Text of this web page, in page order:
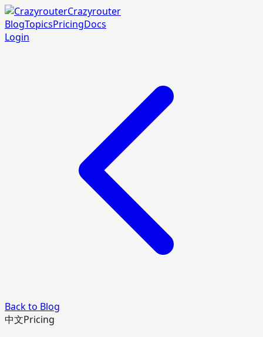
Crazyrouter
BlogTopicsPricingDocs
Login
Back to Blog
中文Pricing